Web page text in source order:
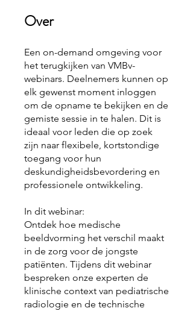
Over
Een on-demand omgeving voor
het terugkijken van VMBv-
webinars. Deelnemers kunnen op
elk gewenst moment inloggen
om de opname te bekijken en de
gemiste sessie in te halen. Dit is
ideaal voor leden die op zoek
zijn naar flexibele, kortstondige
toegang voor hun
deskundigheidsbevordering en
professionele ontwikkeling.
In dit webinar:
Ontdek hoe medische
beeldvorming het verschil maakt
in de zorg voor de jongste
patiënten. Tijdens dit webinar
bespreken onze experten de
klinische context van pediatrische
radiologie en de technische